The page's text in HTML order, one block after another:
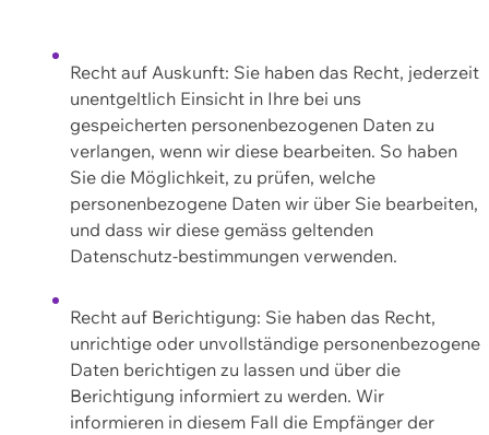
Recht auf Auskunft: Sie haben das Recht, jederzeit
unentgeltlich Einsicht in Ihre bei uns
gespeicherten personenbezogenen Daten zu
verlangen, wenn wir diese bearbeiten. So haben
Sie die Möglichkeit, zu prüfen, welche
personenbezogene Daten wir über Sie bearbeiten,
und dass wir diese gemäss geltenden
Datenschutz-bestimmungen verwenden.
Recht auf Berichtigung: Sie haben das Recht,
unrichtige oder unvollständige personenbezogene
Daten berichtigen zu lassen und über die
Berichtigung informiert zu werden. Wir
informieren in diesem Fall die Empfänger der